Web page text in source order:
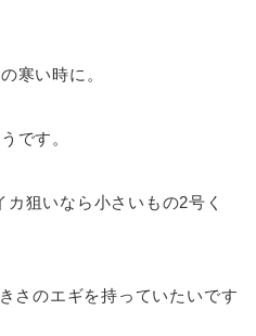
寒い時に。
です。
狙いなら小さいもの2号く
さのエギを持っていたいです